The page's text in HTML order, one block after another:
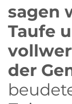
sagen
Taufe
der